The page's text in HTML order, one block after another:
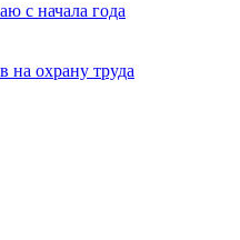
с начала года
на охрану труда